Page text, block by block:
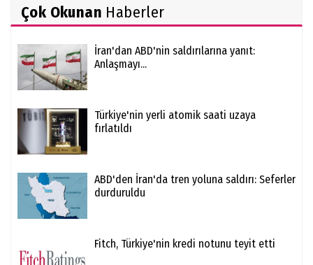
Çok Okunan Haberler
İran'dan ABD'nin saldırılarına yanıt:
Anlaşmayı...
Türkiye'nin yerli atomik saati uzaya
fırlatıldı
ABD'den İran'da tren yoluna saldırı: Seferler
durduruldu
Fitch, Türkiye'nin kredi notunu teyit etti